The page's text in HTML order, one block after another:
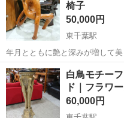
椅子
50,000円
東千葉駅
年月とともに艶と深みが増して
つ温かみと、成長した力強さ感
で1つのお品物です。 写真にあ
があり、目立った木のひび割...
千葉 千葉市 東千葉駅
白鳥モチー
ド｜フラワ
60,000円